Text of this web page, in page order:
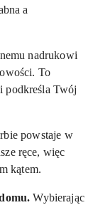
a
nadrukowi
To
podkreśla Twój
powstaje w
ręce, więc
kątem.
Wybierając